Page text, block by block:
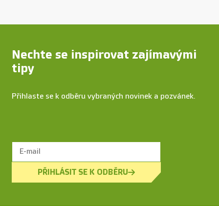
Nechte se inspirovat zajímavými
tipy
Přihlaste se k odběru vybraných novinek a pozvánek.
PŘIHLÁSIT SE K ODBĚRU